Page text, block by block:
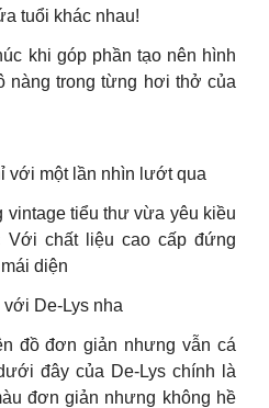
tuổi khác nhau!
khi góp phần tạo nên hình
nàng trong từng hơi thở của
với một lần nhìn lướt qua
tiểu thư vừa yêu kiều
Với chất liệu cao cấp đứng
diện
De-Lys nha
đồ đơn giản nhưng vẫn cá
đây của De-Lys chính là
đơn giản nhưng không hề